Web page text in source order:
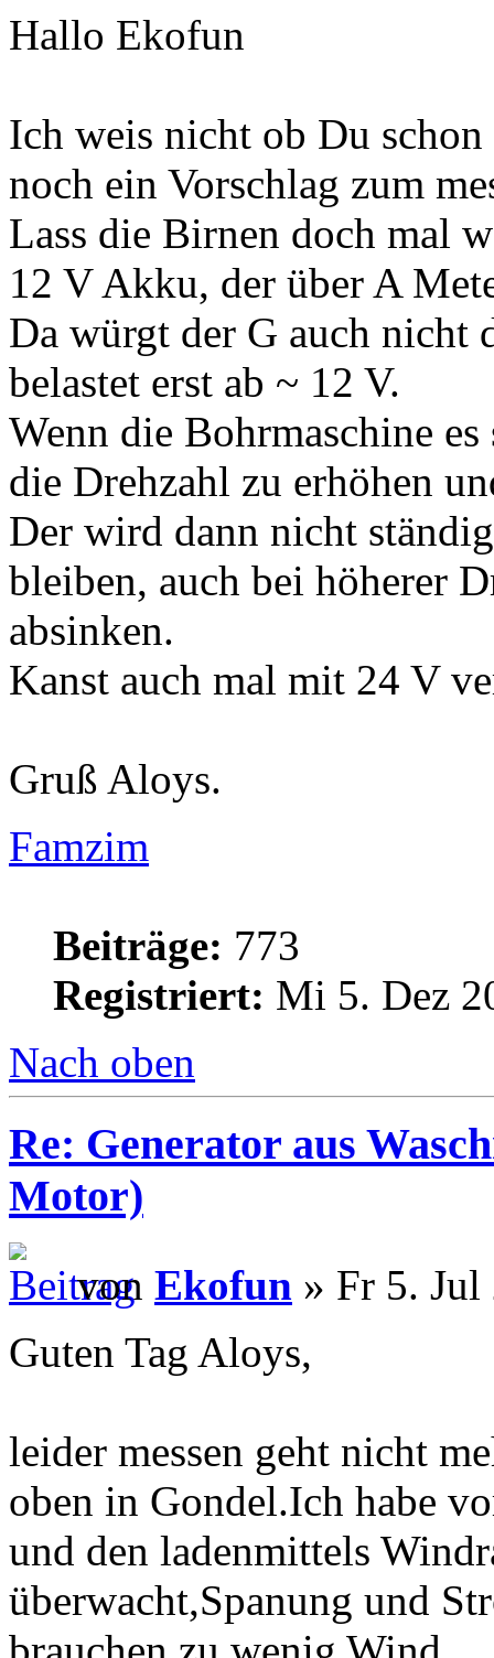
Hallo Ekofun
Ich weis nicht ob Du
noch ein Vorschlag zum
Lass die Birnen doch mal
12 V Akku, der über A
Da würgt der G auch nicht
belastet erst ab ~ 12 V.
Wenn die Bohrmaschine
die Drehzahl zu erhöhen
Der wird dann nicht
bleiben, auch bei höherer
absinken.
Kanst auch mal mit 24 V
Gruß Aloys.
Famzim
Beiträge: 773
Registriert: Mi 5. Dez
Nach oben
Re: Generator aus
Motor)
von Ekofun » Fr 5.
Guten Tag Aloys,
leider messen geht nicht
oben in Gondel.Ich habe
und den ladenmittels
überwacht,Spanung und